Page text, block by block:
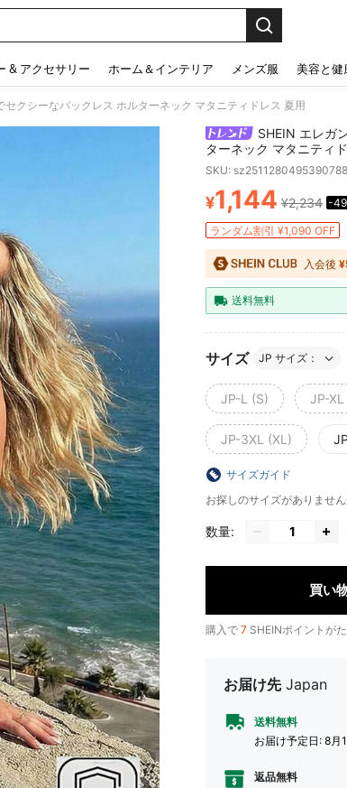
& アクセサリー ホーム＆インテリア メンズ服 美容と健
セクシーなバックレス ホルターネック マタニティドレス 夏用
SHEIN エレガ
ターネック マタニティ
SKU:
PRICE
¥1,144 ¥2,234 -
ランダム割引 ¥1,090 OFF
入会後
送料無料
サイズ JP サイズ：
JP-L (S) JP-
JP-3XL (XL)
サイズガイド
お探しのサイズがありませ
数量:
買い
購入で 7 SHEINポイントが
お届け先 Japan
送料無料
お届け予定日: 8月
返品無料